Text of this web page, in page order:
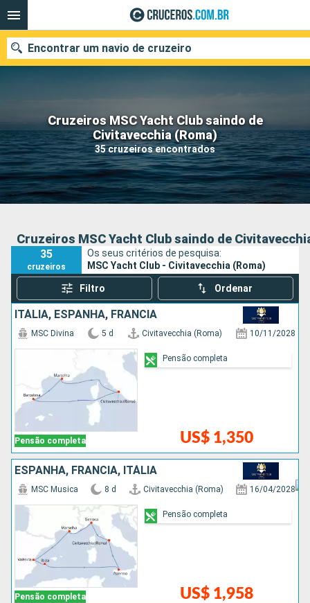
Cruzeiros MSC Yacht Club saindo de
Civitavecchia (Roma)
35 cruzeiros encontrados
Encontrar um navio de cruzeiro
Quando ir?
Data de partida
Cidades Companhias
Cruzeiros MSC Yacht Club saindo de
35
cruzeiros
Os seus critérios de pesquisa:
MSC Yacht Club - Civitavecchia (Roma)
Filtro Ordenar
ITÁLIA, ESPANHA, FRANCIA
Pensão completa
MSC Divina 5 d Civitavecchia (Roma) 10/11/2028
US$ 1,350
Pensão completa
ESPANHA, FRANCIA, ITÁLIA
Pensão completa
MSC Musica 8 d Civitavecchia (Roma) 16/04/2028
US$ 1,958
Pensão completa